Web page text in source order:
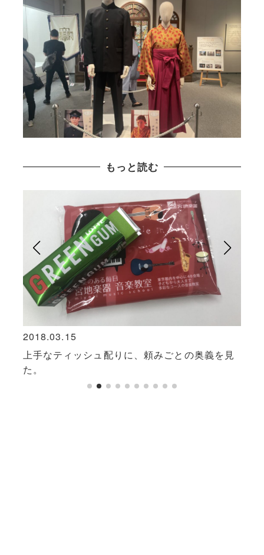
もっと読む
2018.03.15
上手なティッシュ配りに、頼みごとの奥義を見
た。